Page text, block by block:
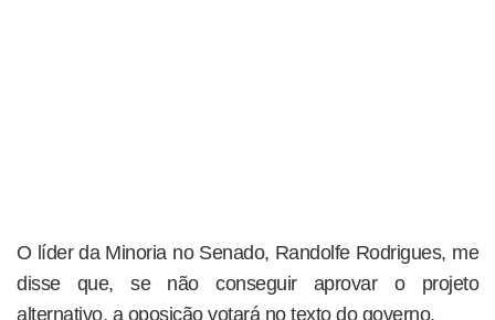
O líder da Minoria no Senado, Randolfe Rodrigues, me
disse que, se não conseguir aprovar o projeto
alternativo, a oposição votará no texto do governo.